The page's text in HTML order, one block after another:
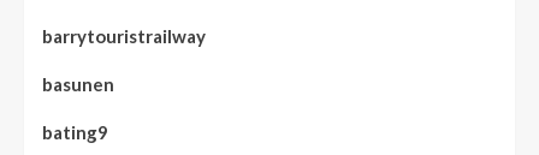
barrytouristrailway
basunen
bating9